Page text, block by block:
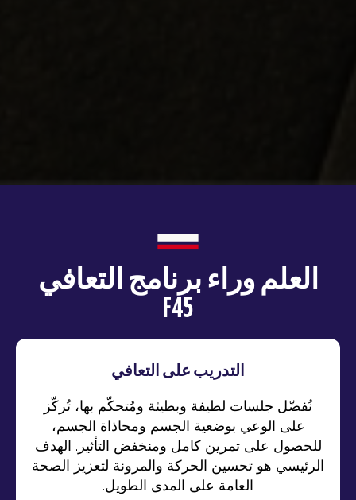
العلم وراء برنامج التعافي
F45
التدريب على التعافي
نُفضّل جلسات لطيفة وبطيئة ومُتحكّم بها، تُركّز
على الوعي بوضعية الجسم ومحاذاة الجسم،
للحصول على تمرين كامل ومنخفض التأثير. الهدف
الرئيسي هو تحسين الحركة والمرونة لتعزيز الصحة
العامة على المدى الطويل.